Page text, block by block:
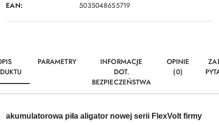
EAN: 5035048655719
PARAMETRY
INFORMACJE
DOT.
BEZPIECZEŃSTWA
OPINIE
(0)
akumulatorowa piła aligator nowej serii FlexVolt firmy